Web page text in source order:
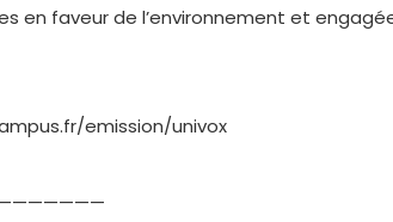
en faveur de l’environnement et
emission/univox